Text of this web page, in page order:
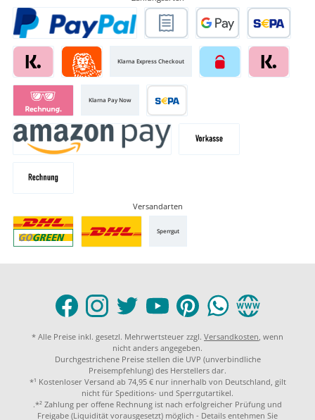
Klarna Express Checkout
Klarna Pay Now
Versandarten
Sperrgut
* Alle Preise inkl. gesetzl. Mehrwertsteuer zzgl. Versandkosten, wenn
nicht anders angegeben.
Durchgestrichene Preise stellen die UVP (unverbindliche
Preisempfehlung) des Herstellers dar.
*¹ Kostenloser Versand ab 74,95 € nur innerhalb von Deutschland, gilt
nicht für Speditions- und Sperrgutartikel.
.*² Zahlung per offene Rechnung ist nach erfolgreicher Prüfung und
Freigabe (Liquidität vorausgesetzt) möglich - Details entehmen Sie